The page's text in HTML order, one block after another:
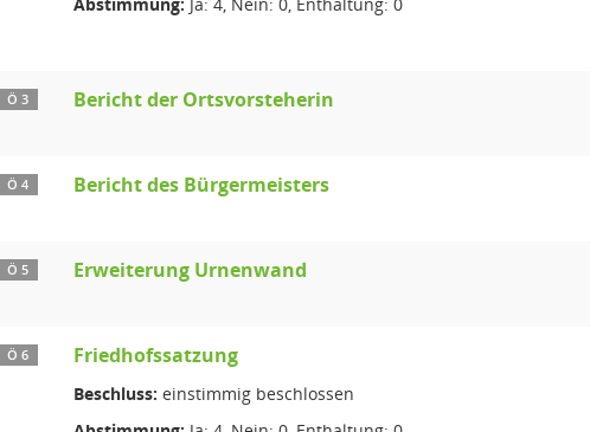
Ö 3 Bericht der Ortsvorsteherin
Ö 4 Bericht des Bürgermeisters
Ö 5 Erweiterung Urnenwand
Ö 6 Friedhofssatzung
Beschluss: einstimmig beschlossen